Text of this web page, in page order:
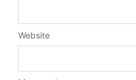
Website